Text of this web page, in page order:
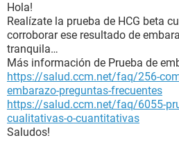
Hola!
Realízate la prueba de HCG beta
corroborar ese resultado de
tranquila…
Más información de Prueba de
https://salud.ccm.net/faq/256-
embarazo-preguntas-frecuentes
https://salud.ccm.net/faq/6055-
cualitativas-o-cuantitativas
Saludos!